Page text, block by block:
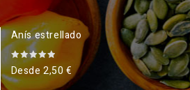
Anís estrellado
0
out
Desde2,50€